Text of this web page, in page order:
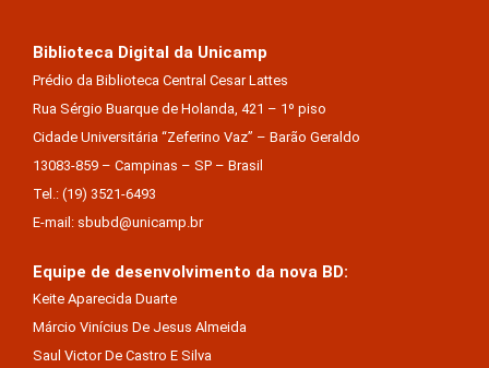
Biblioteca Digital da Unicamp
Prédio da Biblioteca Central Cesar Lattes
Rua Sérgio Buarque de Holanda, 421 – 1º piso
Cidade Universitária “Zeferino Vaz” – Barão Geraldo
13083-859 – Campinas – SP – Brasil
Tel.: (19) 3521-6493
E-mail: sbubd@unicamp.br
Equipe de desenvolvimento da nova BD:
Keite Aparecida Duarte
Márcio Vinícius De Jesus Almeida
Saul Victor De Castro E Silva